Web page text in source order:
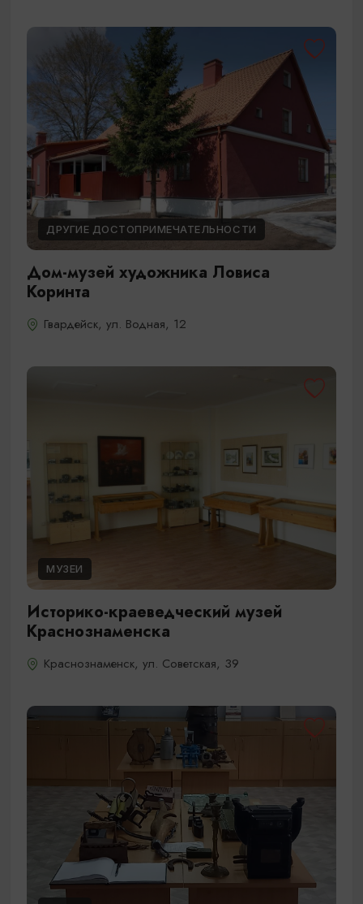
ДРУГИЕ ДОСТОПРИМЕЧАТЕЛЬНОСТИ
Дом-музей художника Ловиса
Коринта
Гвардейск, ул. Водная, 12
МУЗЕИ
Историко-краеведческий музей
Краснознаменска
Краснознаменск, ул. Советская, 39